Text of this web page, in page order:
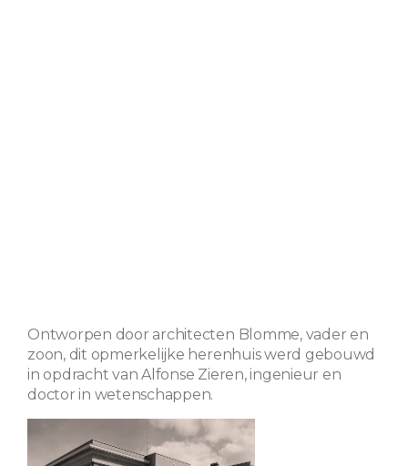
Ontworpen door architecten Blomme, vader en
zoon, dit opmerkelijke herenhuis werd gebouwd
in opdracht van Alfonse Zieren, ingenieur en
doctor in wetenschappen.